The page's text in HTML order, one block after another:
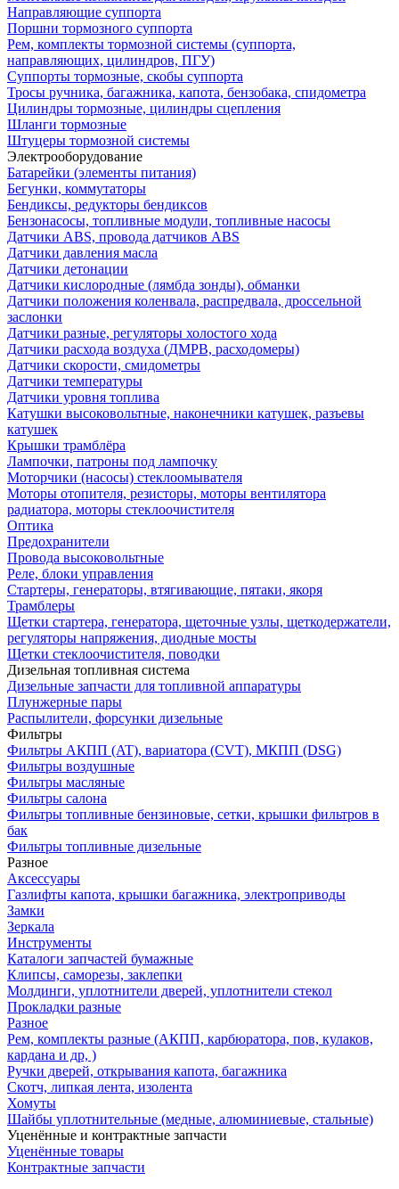
Направляющие суппорта
Поршни тормозного суппорта
Рем, комплекты тормозной системы (суппорта,
направляющих, цилиндров, ПГУ)
Суппорты тормозные, скобы суппорта
Тросы ручника, багажника, капота, бензобака, спидометра
Цилиндры тормозные, цилиндры сцепления
Шланги тормозные
Штуцеры тормозной системы
Электрооборудование
Батарейки (элементы питания)
Бегунки, коммутаторы
Бендиксы, редукторы бендиксов
Бензонасосы, топливные модули, топливные насосы
Датчики ABS, провода датчиков ABS
Датчики давления масла
Датчики детонации
Датчики кислородные (лямбда зонды), обманки
Датчики положения коленвала, распредвала, дроссельной
заслонки
Датчики разные, регуляторы холостого хода
Датчики расхода воздуха (ДМРВ, расходомеры)
Датчики скорости, смидометры
Датчики температуры
Датчики уровня топлива
Катушки высоковольтные, наконечники катушек, разъевы
катушек
Крышки трамблёра
Лампочки, патроны под лампочку
Моторчики (насосы) стеклоомывателя
Моторы отопителя, резисторы, моторы вентилятора
радиатора, моторы стеклоочистителя
Оптика
Предохранители
Провода высоковольтные
Реле, блоки управления
Стартеры, генераторы, втягивающие, пятаки, якоря
Трамблеры
Щетки стартера, генератора, щеточные узлы, щеткодержатели,
регуляторы напряжения, диодные мосты
Щетки стеклоочистителя, поводки
Дизельная топливная система
Дизельные запчасти для топливной аппаратуры
Плунжерные пары
Распылители, форсунки дизельные
Фильтры
Фильтры АКПП (AT), вариатора (CVT), МКПП (DSG)
Фильтры воздушные
Фильтры масляные
Фильтры салона
Фильтры топливные бензиновые, сетки, крышки фильтров в
бак
Фильтры топливные дизельные
Разное
Аксесcуары
Газлифты капота, крышки багажника, электроприводы
Замки
Зеркала
Инструменты
Каталоги запчастей бумажные
Клипсы, саморезы, заклепки
Молдинги, уплотнители дверей, уплотнители стекол
Прокладки разные
Разное
Рем, комплекты разные (АКПП, карбюратора, пов, кулаков,
кардана и др, )
Ручки дверей, открывания капота, багажника
Скотч, липкая лента, изолента
Хомуты
Шайбы уплотнительные (медные, алюминиевые, стальные)
Уценённые и контрактные запчасти
Уценённые товары
Контрактные запчасти